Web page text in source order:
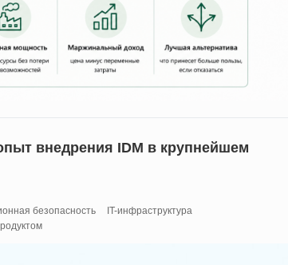
внедрения IDM в крупнейшем
безопасность
IT-инфраструктура